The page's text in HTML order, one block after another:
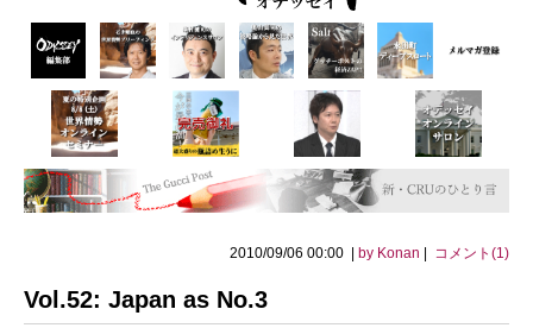
2010/09/06 00:00 | by Konan コメント(1)
Vol.52: Japan as No.3